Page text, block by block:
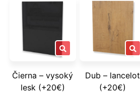
Čierna – vysoký
lesk (+20€)
Dub – lancelot
(+20€)